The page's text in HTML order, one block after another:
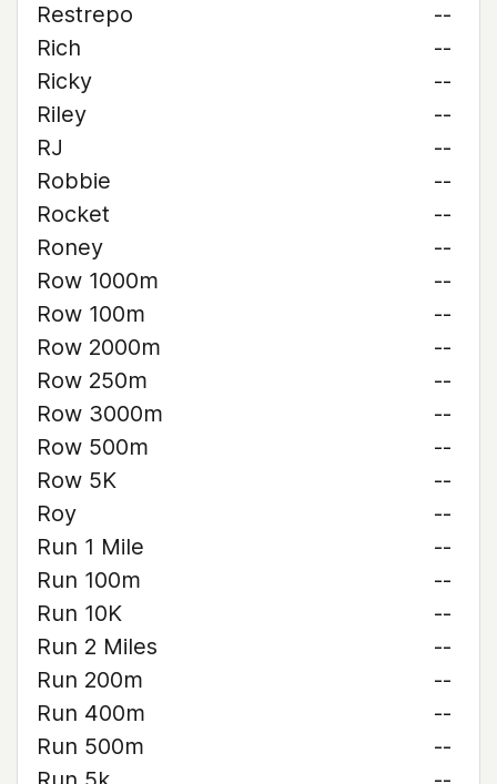
Restrepo
--
Rich
--
Ricky
--
Riley
--
RJ
--
Robbie
--
Rocket
--
Roney
--
Row 1000m
--
Row 100m
--
Row 2000m
--
Row 250m
--
Row 3000m
--
Row 500m
--
Row 5K
--
Roy
--
Run 1 Mile
--
Run 100m
--
Run 10K
--
Run 2 Miles
--
Run 200m
--
Run 400m
--
Run 500m
--